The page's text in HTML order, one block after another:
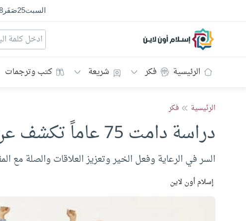
السبت25صَفَر
إسلام أون لاين
الرئيسية فكر شريعة كتب وترجمات
الرئيسية فكر
دراسة دامت 75 عاماً تكشف عن أسباب السعادة
السر في الرعاية وفعل الخير وتعزيز العلاقات والصلة مع
إسلام أون لاين